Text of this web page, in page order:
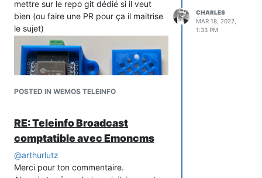
Après je suis pas super calé en C++
(class, template, virtual) et parfois je
galère pour contribuer aux codes de
ces super dev. En revanche le C ça va
très bien
@AuFilElec
as du voir mais je fais un rappel, plus on
trouvera (bien que je suis pas certain
que ça vienne du code, je l'utilise sous
linux depuis des lustres sans le moindre
soucis). Donc
La structure de la liste chaînée
mettre sur le repo git dédié si il veut
bien (ou faire une PR pour ça il maitrise
le sujet)
POSTED IN WEMOS TELEINFO
CHARLES
MAR 18, 2022,
1:33 PM
RE: Teleinfo Broadcast
comptatible avec Emoncms
@arthurlutz
Merci pour ton commentaire.